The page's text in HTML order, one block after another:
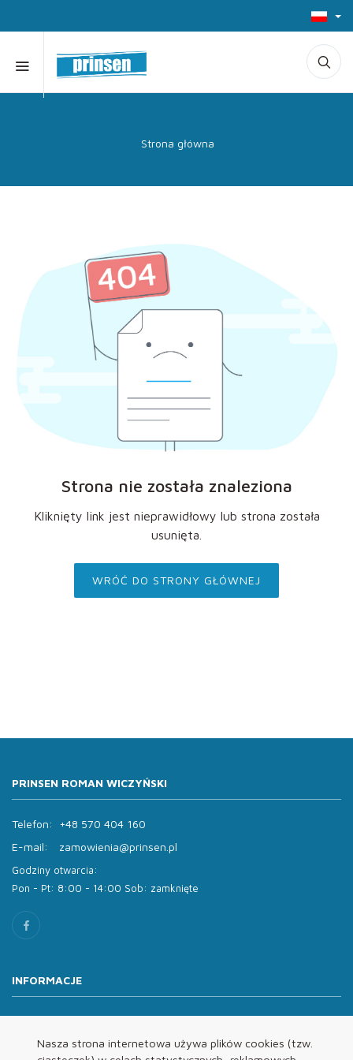
Nasza strona internetowa używa plików cookies (tzw.
Strona główna
Strona nie została znaleziona
Kliknięty link jest nieprawidłowy lub strona została
usunięta.
WRÓĆ DO STRONY GŁÓWNEJ
PRINSEN ROMAN WICZYŃSKI
Telefon:
+48 570 404 160
E-mail:
zamowienia@prinsen.pl
Godziny otwarcia:
Pon - Pt: 8:00 - 14:00 Sob: zamknięte
INFORMACJE
Oferta